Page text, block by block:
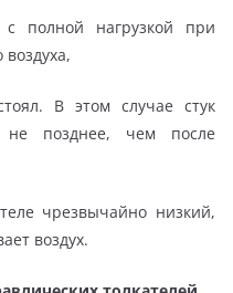
с полной нагрузкой при
В этом случае стук
не позднее, чем после
чрезвычайно низкий,
воздух.